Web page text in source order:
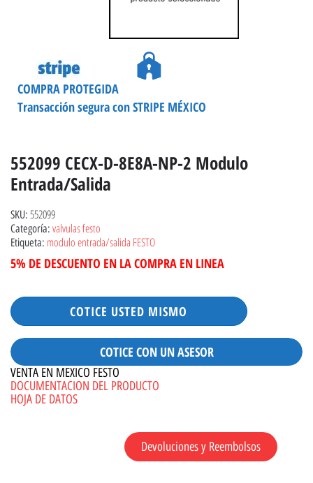
Transacción segura con STRIPE MÉXICO
COMPRA PROTEGIDA
552099 CECX-D-8E8A-NP-2 Modulo
Entrada/salida
SKU: 552099
Categoría: valvulas festo
Etiqueta: modulo entrada/salida FESTO
5% DE DESCUENTO EN LA COMPRA EN LINEA
COTICE USTED MISMO
COTICE CON UN ASESOR
VENTA EN MEXICO FESTO
DOCUMENTACION DEL PRODUCTO
HOJA DE DATOS
Devoluciones y Reembolsos